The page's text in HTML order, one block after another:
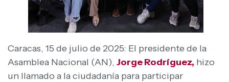
Caracas, 15 de julio de 2025: El presidente de la
Asamblea Nacional (AN), Jorge Rodríguez, hizo
un llamado a la ciudadanía para participar